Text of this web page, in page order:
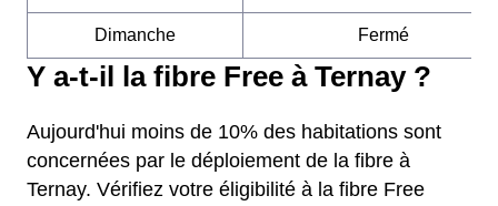
Dimanche Fermé
Y a-t-il la fibre Free à Ternay ?
Aujourd'hui moins de 10% des habitations sont
concernées par le déploiement de la fibre à
Ternay. Vérifiez votre éligibilité à la fibre Free